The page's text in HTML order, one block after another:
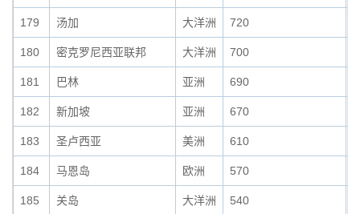
179 汤加 大洋洲 720
180 密克罗尼西亚联邦 大洋洲 700
181 巴林 亚洲 690
182 新加坡 亚洲 670
183 圣卢西亚 美洲 610
184 马恩岛 欧洲 570
185 关岛 大洋洲 540